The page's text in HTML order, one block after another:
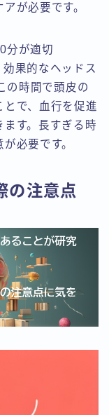
が必要です。
分が適切
果的なヘッドス
の時間で頭皮の
で、血行を促進
す。長すぎる時
必要です。
の注意点